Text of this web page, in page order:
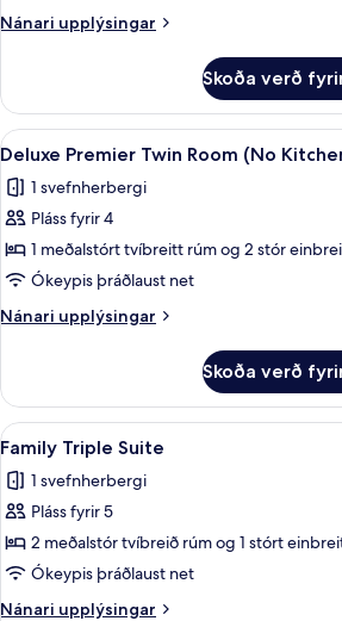
Nánari upplýsingar
Nánari
svíta
Skoða verð
Skoða
allar
myndir
fyrir
Deluxe
Premier
Twin
Room
Kitchen)
Deluxe
14
Deluxe Premier Twin Room (No
1 svefnherbergi
Pláss fyrir 4
1 meðalstórt tvíbreitt rúm og 2 stór
Ókeypis þráðlaust net
Nánari upplýsingar
Nánari
Premier
Twin
Room
Kitchen)
Skoða verð
Skoða
allar
myndir
fyrir
Family
Triple
Suite
Family
15
Family Triple Suite
1 svefnherbergi
Pláss fyrir 5
2 meðalstór tvíbreið rúm og 1 stórt
Ókeypis þráðlaust net
Nánari upplýsingar
Nánari